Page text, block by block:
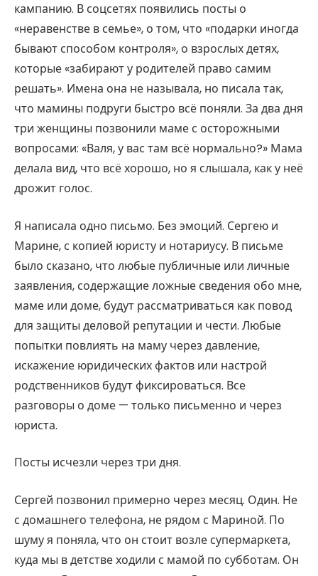
кампанию. В соцсетях появились посты о
«неравенстве в семье», о том, что «подарки иногда
бывают способом контроля», о взрослых детях,
которые «забирают у родителей право самим
решать». Имена она не называла, но писала так,
что мамины подруги быстро всё поняли. За два дня
три женщины позвонили маме с осторожными
вопросами: «Валя, у вас там всё нормально?» Мама
делала вид, что всё хорошо, но я слышала, как у неё
дрожит голос.
Я написала одно письмо. Без эмоций. Сергею и
Марине, с копией юристу и нотариусу. В письме
было сказано, что любые публичные или личные
заявления, содержащие ложные сведения обо мне,
маме или доме, будут рассматриваться как повод
для защиты деловой репутации и чести. Любые
попытки повлиять на маму через давление,
искажение юридических фактов или настрой
родственников будут фиксироваться. Все
разговоры о доме — только письменно и через
юриста.
Посты исчезли через три дня.
Сергей позвонил примерно через месяц. Один. Не
с домашнего телефона, не рядом с Мариной. По
шуму я поняла, что он стоит возле супермаркета,
куда мы в детстве ходили с мамой по субботам. Он